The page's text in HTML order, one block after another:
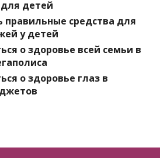
детей
правильные средства для
у детей
о здоровье всей семьи в
о здоровье глаз в